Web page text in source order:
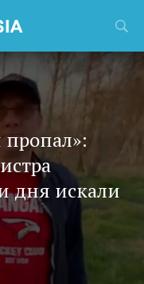
пропал»:
дня искали